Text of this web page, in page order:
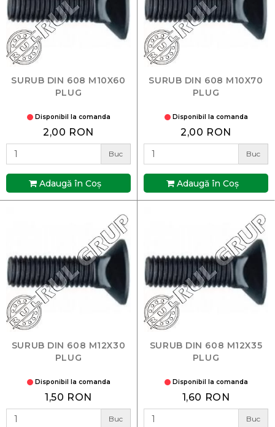
SURUB DIN 608 M10X60
PLUG
Disponibil la comanda
2,00 RON
Buc
Adaugă în Coş
SURUB DIN 608 M10X70
PLUG
Disponibil la comanda
2,00 RON
Buc
Adaugă în Coş
SURUB DIN 608 M12X30
PLUG
Disponibil la comanda
1,50 RON
Buc
SURUB DIN 608 M12X35
PLUG
Disponibil la comanda
1,60 RON
Buc